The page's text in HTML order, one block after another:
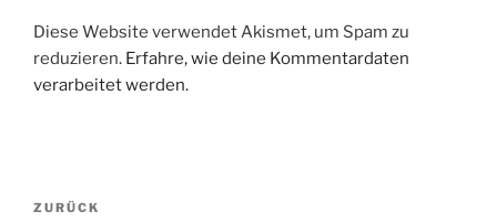
Diese Website verwendet Akismet, um Spam zu
reduzieren. Erfahre, wie deine Kommentardaten
verarbeitet werden.
Beitragsnavigation
Vorheriger
ZURÜCK